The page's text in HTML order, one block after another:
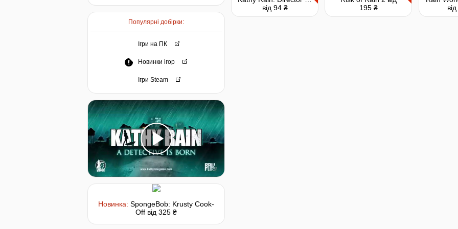
Популярні добірки:
Ігри на ПК
Новинки ігор
Ігри Steam
Новинка: SpongeBob: Krusty Cook-
Off від 325 ₴
від 94 ₴
195 ₴